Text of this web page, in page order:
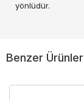
yönlüdür.
Benzer Ürünler